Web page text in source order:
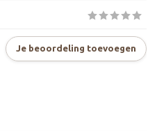
Je beoordeling toevoegen